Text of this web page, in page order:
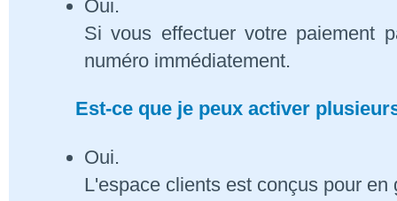
Oui.
Si vous effectuer votre paiement
numéro immédiatement.
Est-ce que je peux activer
Oui.
L'espace clients est conçus pour